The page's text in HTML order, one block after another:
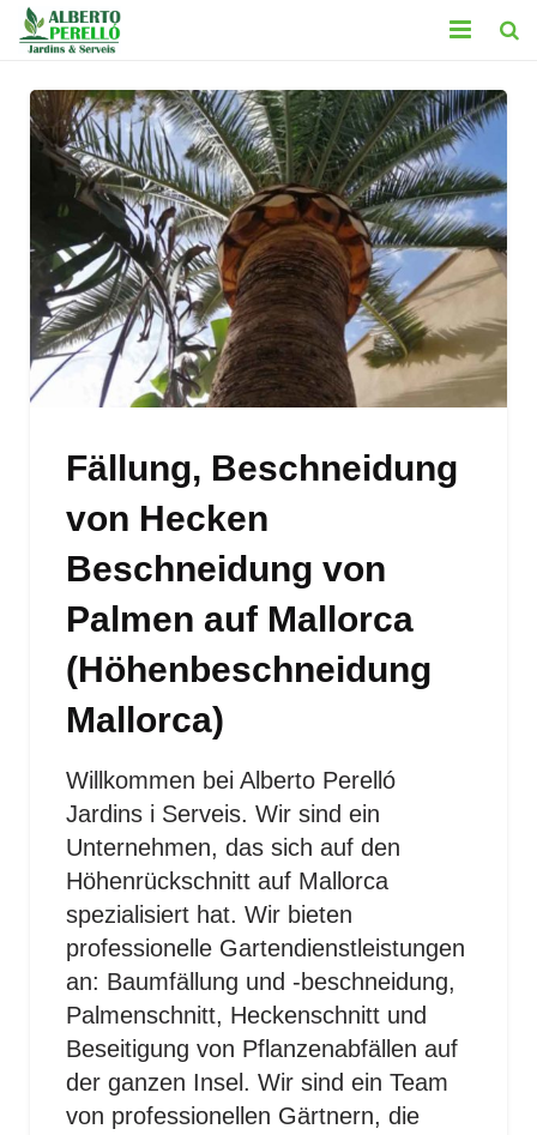
HOME
LEISTUNGEN
KONTAKT
GALERIE
BLOG
LEGAL
Fällung, Beschneidung
von Hecken
Beschneidung von
Palmen auf Mallorca
(Höhenbeschneidung
Mallorca)
Willkommen bei Alberto Perelló
Jardins i Serveis. Wir sind ein
Unternehmen, das sich auf den
Höhenrückschnitt auf Mallorca
spezialisiert hat. Wir bieten
professionelle Gartendienstleistungen
an: Baumfällung und -beschneidung,
Palmenschnitt, Heckenschnitt und
Beseitigung von Pflanzenabfällen auf
der ganzen Insel. Wir sind ein Team
von professionellen Gärtnern, die